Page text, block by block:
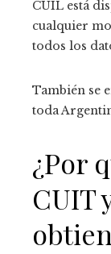
CUIL está
cualquier
todos los
También se
toda
¿Por
CUIT